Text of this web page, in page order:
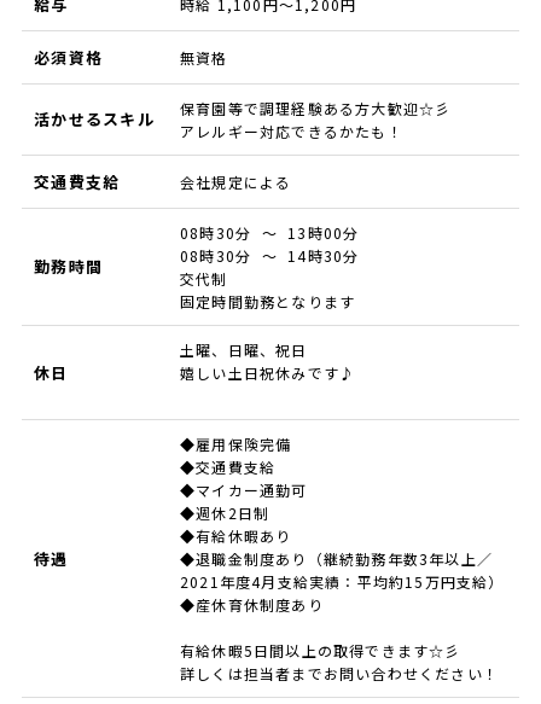
必須資格 無資格
活かせるスキル
保育園等で調理経験ある方大歓迎☆彡
アレルギー対応できるかたも！
交通費支給 会社規定による
勤務時間
08時30分 ～ 13時00分
08時30分 ～ 14時30分
交代制
固定時間勤務となります
休日
土曜、日曜、祝日
嬉しい土日祝休みです♪
待遇
◆雇用保険完備
◆交通費支給
◆マイカー通勤可
◆週休2日制
◆有給休暇あり
◆退職金制度あり（継続勤務年数3年以上／
2021年度4月支給実績：平均約15万円支給）
◆産休育休制度あり
有給休暇5日間以上の取得できます☆彡
詳しくは担当者までお問い合わせください！